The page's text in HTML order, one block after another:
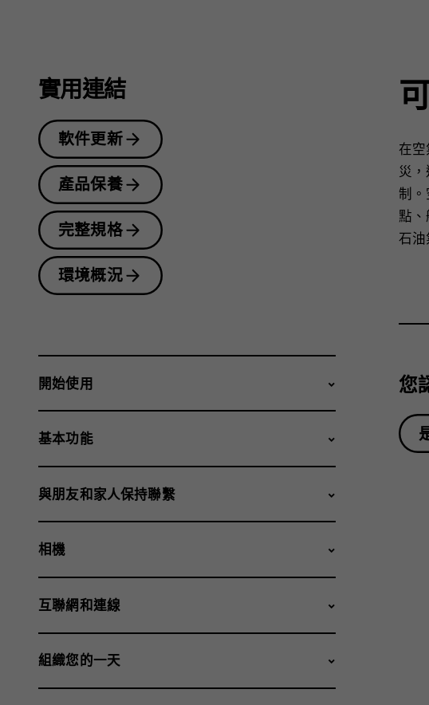
南
在
災
制
點
石
您
實用連結
軟件更新
產品保養
完整規格
環境概況
開始使用
基本功能
與朋友和家人保持聯繫
相機
互聯網和連線
組織您的一天